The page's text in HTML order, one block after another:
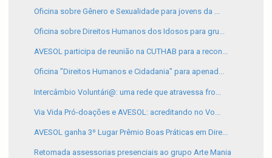
Oficina sobre Gênero e Sexualidade para jovens da ...
Oficina sobre Direitos Humanos dos Idosos para gru...
AVESOL participa de reunião na CUTHAB para a recon...
Oficina "Direitos Humanos e Cidadania" para apenad...
Intercâmbio Voluntári@: uma rede que atravessa fro...
Via Vida Pró-doações e AVESOL: acreditando no Vo...
AVESOL ganha 3º Lugar Prêmio Boas Práticas em Dire...
Retomada assessorias presenciais ao grupo Arte Mania